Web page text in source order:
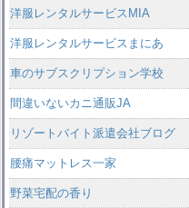
洋服レンタルサービスMIA
洋服レンタルサービスまにあ
車のサブスクリプション学校
間違いないカニ通販JA
リゾートバイト派遣会社ブログ
腰痛マットレス一家
野菜宅配の香り